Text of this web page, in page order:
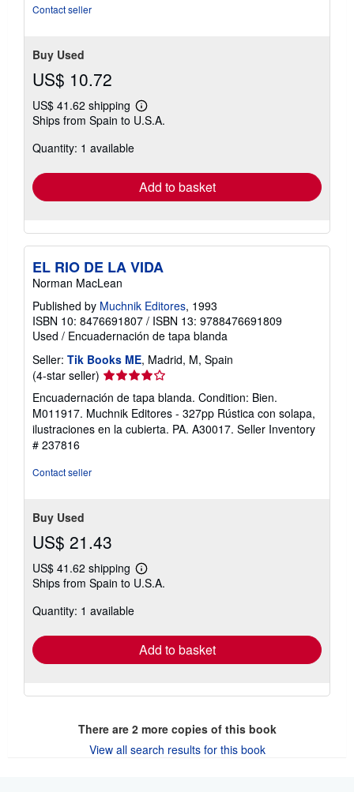
Contact seller
Buy Used
US$ 10.72
US$ 41.62 shipping
Learn
more
Ships from Spain to U.S.A.
Quantity: 1 available
Add to basket
EL RIO DE LA VIDA
Norman MacLean
Published by Muchnik Editores, 1993
ISBN 10: 8476691807 / ISBN 13: 9788476691809
Used / Encuadernación de tapa blanda
Seller: Tik Books ME, Madrid, M, Spain
(4-star seller) Seller
rating
4
out
of
Encuadernación de tapa blanda. Condition: Bien.
M011917. Muchnik Editores - 327pp Rústica con solapa,
ilustraciones en la cubierta. PA. A30017. Seller Inventory
# 237816
Contact seller
Buy Used
US$ 21.43
US$ 41.62 shipping
Learn
more
Ships from Spain to U.S.A.
Quantity: 1 available
Add to basket
There are 2more copies of this book
View all search results for this book